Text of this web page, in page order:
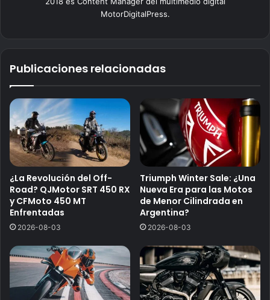
MotorDigitalPress.
Publicaciones relacionadas
¿La Revolución del Off-
Road? QJMotor SRT 450 RX
y CFMoto 450 MT
Enfrentadas
2026-08-03
Triumph Winter Sale: ¿Una
Nueva Era para las Motos
de Menor Cilindrada en
Argentina?
2026-08-03